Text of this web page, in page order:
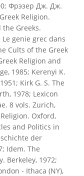
Фрэзер Дж. Дж.
Religion.
the Greeks.
genie grec dans
Cults of the Greek
Religion and
1985; Kerenyi K.
Kirk G. S. The
1978; Lexicon
8 vols. Zurich,
Oxford,
and Politics in
der
Idem. The
Berkeley, 1972;
- Ithaca (NY),